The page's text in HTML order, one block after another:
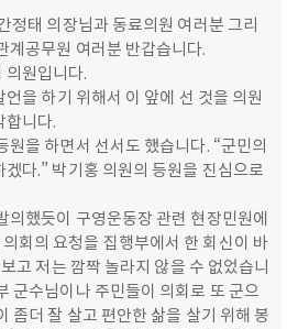
정태 의장님과 동료의원 여러분 그리
계공무원 여러분 반갑습니다.
의원입니다.
을 하기 위해서 이 앞에 선 것을 의원
합니다.
원을 하면서 선서도 했습니다. “군민의
다.” 박기홍 의원의 등원을 진심으로
의했듯이 구영운동장 관련 현장민원에
회의 요청을 집행부에서 한 회신이 바
고 저는 깜짝 놀라지 않을 수 없었습니
군수님이나 주민들이 의회로 또 군으
좀더 잘 살고 편안한 삶을 살기 위해 봉